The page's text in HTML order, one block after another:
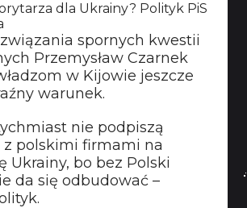
dla Ukrainy? Polityk PiS
spornych kwestii
Przemysław Czarnek
w Kijowie jeszcze
warunek.
nie podpiszą
z polskimi firmami na
Ukrainy, bo bez Polski
da się odbudować –